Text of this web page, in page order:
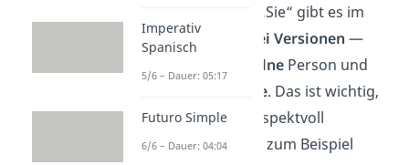
„Sie“ gibt es im
Spanischen gleich
zwei Versionen —
einzelnePerson und
mehrere. Das ist wichtig,
wenn du jemanden respektvoll
ansprechen willst, wie zum Beispiel
Imperativ
Spanisch
5/6 – Dauer: 05:17
Futuro Simple
6/6 – Dauer: 04:04